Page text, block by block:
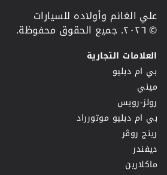
علي الغانم وأولاده للسيارات
© ٢٠٢٦. جميع الحقوق محفوظة.
العلامات التجارية
بي ام دبليو
ميني
رولز-رويس
بي ام دبليو موتورراد
رينج روڤر
ديفندر
ماكلارين